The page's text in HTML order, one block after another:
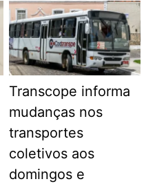
Transcope informa
mudanças nos
transportes
coletivos aos
domingos e